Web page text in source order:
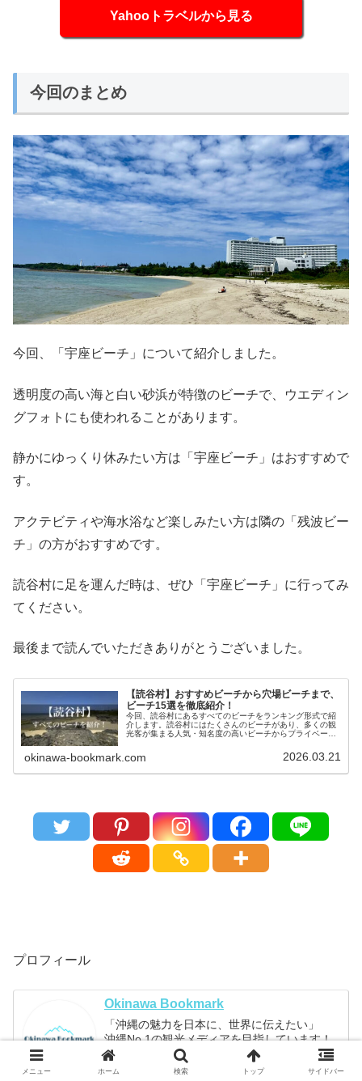
Yahooトラベルから見る
今回のまとめ
今回、 「宇座ビーチ」について紹介しました。
透明度の高い海と白い砂浜が特徴のビーチで、ウエディン
グフォトにも使われることがあります。
静かにゆっくり休みたい方は「宇座ビーチ」はおすすめで
す。
アクテビティや海水浴など楽しみたい方は隣の「残波ビー
チ」の方がおすすめです。
読谷村に足を運んだ時は、ぜひ「宇座ビーチ」に行ってみ
てください。
最後まで読んでいただきありがとうございました。
【読谷村】おすすめビーチから穴場ビーチまで、
ビーチ15選を徹底紹介！
今回、読谷村にあるすべてのビーチをランキング形式で紹
介します。読谷村にはたくさんのビーチがあり、多くの観
光客が集まる人気・知名度の高いビーチからプライベート
okinawa-bookmark.com 2026.03.21
プロフィール
Okinawa Bookmark
「沖縄の魅力を日本に、世界に伝えたい」
沖縄No.1の観光メディアを目指しています！
メニュー ホーム 検索 トップ サイドバー